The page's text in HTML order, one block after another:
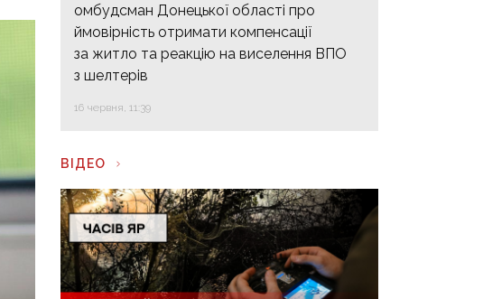
омбудсман Донецької області про
ймовірність отримати компенсації
за житло та реакцію на виселення ВПО
з шелтерів
16 червня, 11:39
ВІДЕО